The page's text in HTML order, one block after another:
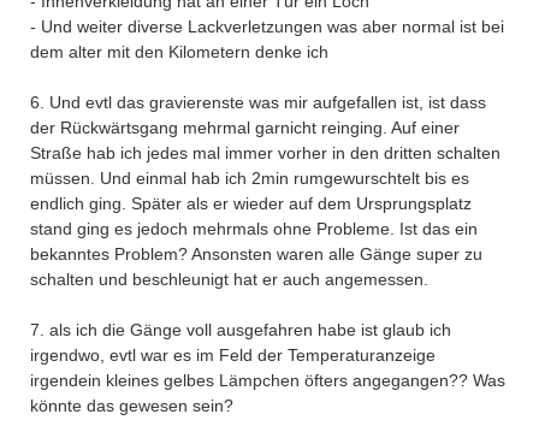
- Und weiter diverse Lackverletzungen was aber normal ist bei
dem alter mit den Kilometern denke ich
6. Und evtl das gravierenste was mir aufgefallen ist, ist dass
der Rückwärtsgang mehrmal garnicht reinging. Auf einer
Straße hab ich jedes mal immer vorher in den dritten schalten
müssen. Und einmal hab ich 2min rumgewurschtelt bis es
endlich ging. Später als er wieder auf dem Ursprungsplatz
stand ging es jedoch mehrmals ohne Probleme. Ist das ein
bekanntes Problem? Ansonsten waren alle Gänge super zu
schalten und beschleunigt hat er auch angemessen.
7. als ich die Gänge voll ausgefahren habe ist glaub ich
irgendwo, evtl war es im Feld der Temperaturanzeige
irgendein kleines gelbes Lämpchen öfters angegangen?? Was
könnte das gewesen sein?